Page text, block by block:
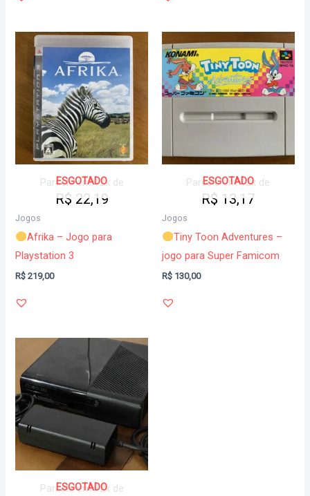
ESGOTADO
Parcele em 12x de
R$ 22,19
Jogos
Afrika – Jogo para
Playstation 3
R$ 219,00
ESGOTADO
Parcele em 12x de
R$ 13,17
Jogos
Tiny Toon Adventures –
jogo para Super Famicom
R$ 130,00
ESGOTADO
Parcele em 12x de